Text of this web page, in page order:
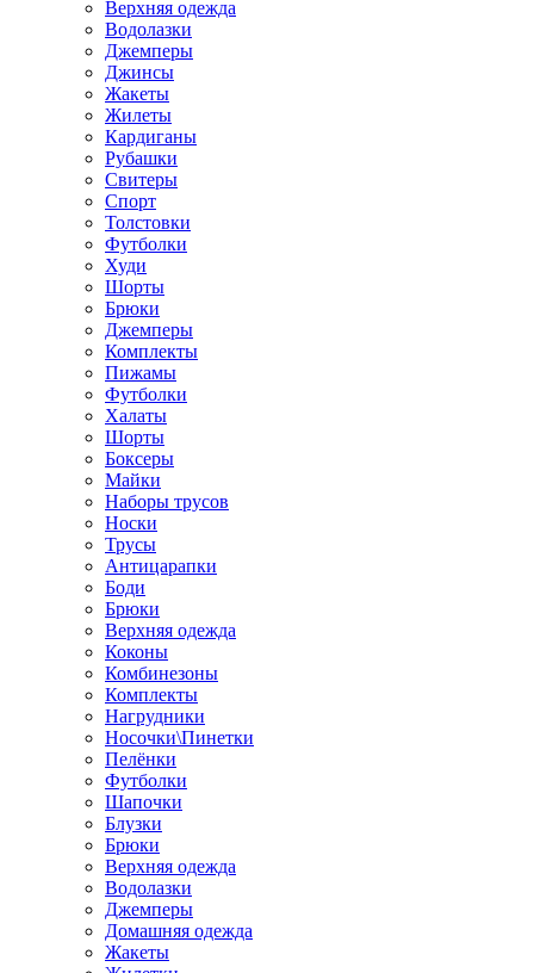
Верхняя одежда
Водолазки
Джемперы
Джинсы
Жакеты
Жилеты
Кардиганы
Рубашки
Свитеры
Спорт
Толстовки
Футболки
Худи
Шорты
Брюки
Джемперы
Комплекты
Пижамы
Футболки
Халаты
Шорты
Боксеры
Майки
Наборы трусов
Носки
Трусы
Антицарапки
Боди
Брюки
Верхняя одежда
Коконы
Комбинезоны
Комплекты
Нагрудники
Носочки\Пинетки
Пелёнки
Футболки
Шапочки
Блузки
Брюки
Верхняя одежда
Водолазки
Джемперы
Домашняя одежда
Жакеты